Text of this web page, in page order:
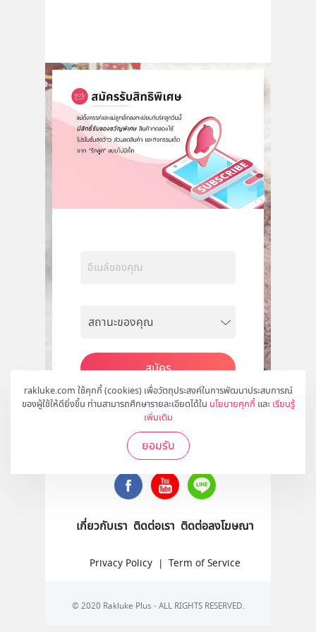
rakluke.com ใช้คุกกี้ (cookies) เพื่อวัตถุประสงค์ในการพัฒนาประสบการณ์
ของผู้ใช้ให้ดียิ่งขึ้น ท่านสามารถศึกษารายละเอียดได้ใน นโยบายคุกกี้ และ เรียนรู้
เพิ่มเติม
ยอมรับ
สมัคร
ติดตามเราได้ที่
เกี่ยวกับเรา ติดต่อเรา ติดต่อลงโฆษณา
Privacy Policy | Term of Service
© 2020 Rakluke Plus - ALL RIGHTS RESERVED.